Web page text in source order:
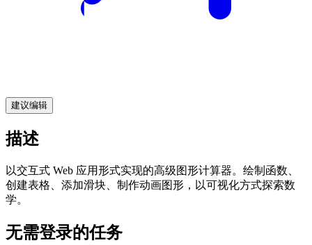
建议编辑
描述
以交互式 Web 应用形式实现的高级图形计算器。绘制函数、
创建表格、添加滑块、制作动画图形，以可视化方式探索数
学。
无需登录的任务